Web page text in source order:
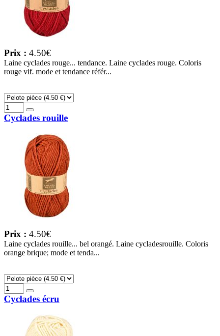
Prix : 4.50€
Laine cyclades rouge... tendance. Laine cyclades rouge. Coloris
rouge vif. mode et tendance référ...
Cyclades rouille
Prix : 4.50€
Laine cyclades rouille... bel orangé. Laine cycladesrouille. Coloris
orange brique; mode et tenda...
Cyclades écru